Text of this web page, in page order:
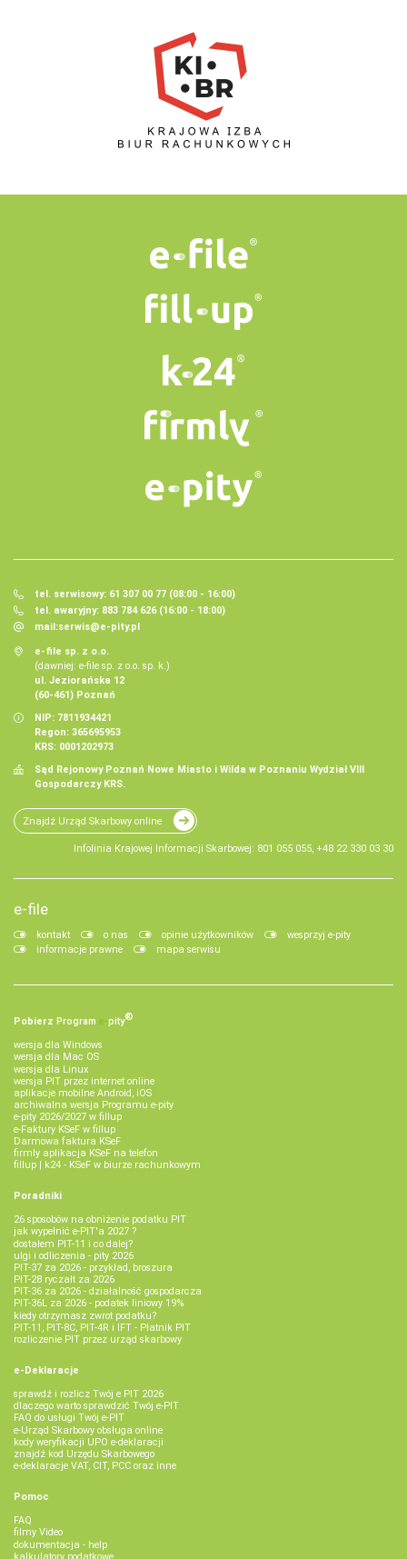
tel. serwisowy: 61 307 00 77 (08:00 - 16:00)
tel. awaryjny: 883 784 626 (16:00 - 18:00)
mail:serwis@e-pity.pl
e-file sp. z o.o.
(dawniej: e-file sp. z o.o. sp. k.)
ul. Jeziorańska 12
(60-461) Poznań
NIP: 7811934421
Regon: 365695953
KRS: 0001202973
Sąd Rejonowy Poznań Nowe Miasto i Wilda w Poznaniu Wydział VIII
Gospodarczy KRS.
Znajdź Urząd Skarbowy online
Infolinia Krajowej Informacji Skarbowej: 801 055 055, +48 22 330 03 30
e-file
kontakt o nas opinie użytkowników
wesprzyj e-pity
informacje prawne
mapa serwisu
Pobierz Program e‑pity®
wersja dla Windows
wersja dla Mac OS
wersja dla Linux
wersja PIT przez internet online
aplikacje mobilne Android, iOS
archiwalna wersja Programu e-pity
e-pity 2026/2027 w fillup
e‑Faktury KSeF w fillup
Darmowa faktura KSeF
firmly aplikacja KSeF na telefon
fillup | k24 - KSeF w biurze rachunkowym
Poradniki
26 sposobów na obniżenie podatku PIT
jak wypełnić e-PIT'a 2027 ?
dostałem PIT-11 i co dalej?
ulgi i odliczenia - pity 2026
PIT-37 za 2026 - przykład, broszura
PIT-28 ryczałt za 2026
PIT-36 za 2026 - działalność gospodarcza
PIT-36L za 2026 - podatek liniowy 19%
kiedy otrzymasz zwrot podatku?
PIT-11, PIT-8C, PIT-4R i IFT - Płatnik PIT
rozliczenie PIT przez urząd skarbowy
e-Deklaracje
sprawdź i rozlicz Twój e PIT 2026
dlaczego warto sprawdzić Twój e-PIT
FAQ do usługi Twój e-PIT
e-Urząd Skarbowy obsługa online
kody weryfikacji UPO e-deklaracji
znajdź kod Urzędu Skarbowego
e-deklaracje VAT, CIT, PCC oraz inne
Pomoc
FAQ
filmy Video
dokumentacja - help
kalkulatory podatkowe